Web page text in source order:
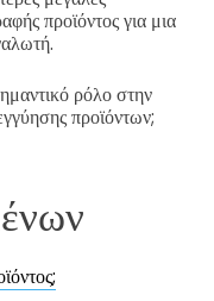
προϊόντος για μια
ρόλο στην
προϊόντων;